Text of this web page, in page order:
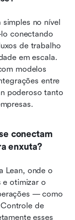
no nível
conectando
de trabalho
em escala.
modelos
entre
poderoso tanto
conectam
enxuta?
Lean, onde o
e otimizar o
— como
de
esses